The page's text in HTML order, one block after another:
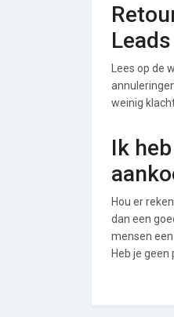
Leads
Lees op de
weinig
Ik
Hou er
dan een
mensen
Heb je